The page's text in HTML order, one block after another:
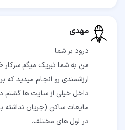
مهدی
من به شما تبریک میگم سرکار
ارزشمندی رو انجام میدید که
داخل خیلی از سایت ها گشتم
مایعات ساکن (جریان نداشته